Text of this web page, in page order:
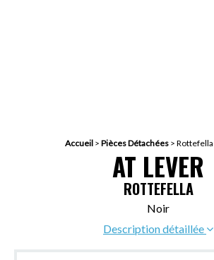
Accueil> Pièces Détachées> Rottefella
AT LEVER
ROTTEFELLA
Noir
Description détaillée